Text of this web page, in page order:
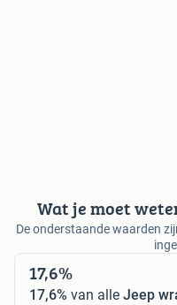
Wat je moet
De onderstaande waarden
17,6%
17,6% van alle Jeep